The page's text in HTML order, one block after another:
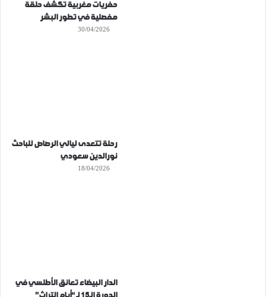
حفريات مغربية تكشف حلقة
مفصلية في تطور البشر
30/04/2026
رحلة تتعدى ليالي الرصاص للباحث
نورالدين سعودي
18/04/2026
الدار البيضاء تعانق الأطلسي في